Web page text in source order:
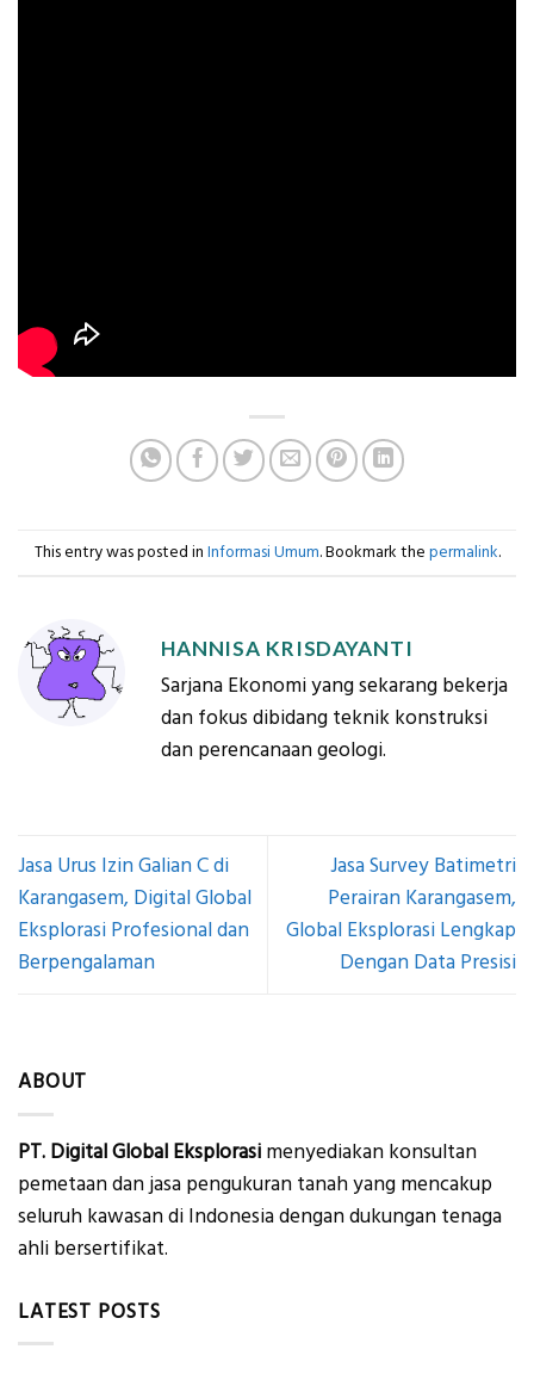
This entry was posted in Informasi Umum. Bookmark the permalink.
HANNISA KRISDAYANTI
Sarjana Ekonomi yang sekarang bekerja
dan fokus dibidang teknik konstruksi
dan perencanaan geologi.
Jasa Urus Izin Galian C di
Karangasem, Digital Global
Eksplorasi Profesional dan
Berpengalaman
Jasa Survey Batimetri
Perairan Karangasem,
Global Eksplorasi Lengkap
Dengan Data Presisi
ABOUT
PT. Digital Global Eksplorasi menyediakan konsultan
pemetaan dan jasa pengukuran tanah yang mencakup
seluruh kawasan di Indonesia dengan dukungan tenaga
ahli bersertifikat.
LATEST POSTS